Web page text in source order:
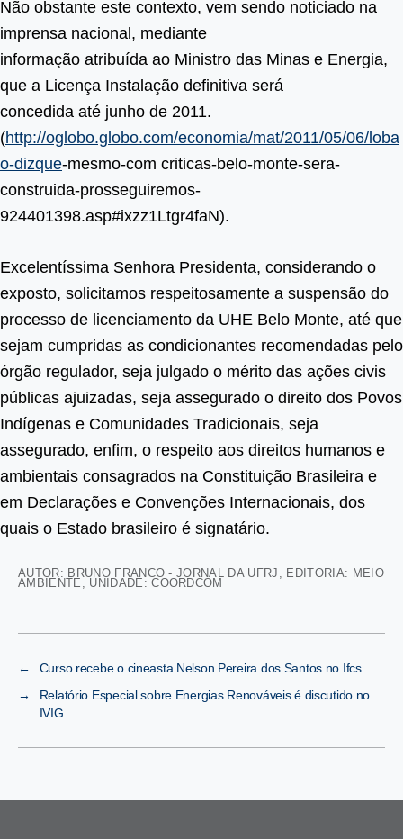
Não obstante este contexto, vem sendo noticiado na
imprensa nacional, mediante
informação atribuída ao Ministro das Minas e Energia,
que a Licença Instalação definitiva será
concedida até junho de 2011.
(http://oglobo.globo.com/economia/mat/2011/05/06/loba
o-dizque-mesmo-com criticas-belo-monte-sera-
construida-prosseguiremos-
924401398.asp#ixzz1Ltgr4faN).
Excelentíssima Senhora Presidenta, considerando o
exposto, solicitamos respeitosamente a suspensão do
processo de licenciamento da UHE Belo Monte, até que
sejam cumpridas as condicionantes recomendadas pelo
órgão regulador, seja julgado o mérito das ações civis
públicas ajuizadas, seja assegurado o direito dos Povos
Indígenas e Comunidades Tradicionais, seja
assegurado, enfim, o respeito aos direitos humanos e
ambientais consagrados na Constituição Brasileira e
em Declarações e Convenções Internacionais, dos
quais o Estado brasileiro é signatário.
AUTOR: BRUNO FRANCO - JORNAL DA UFRJ , EDITORIA: MEIO
AMBIENTE , UNIDADE: COORDCOM
←
Curso recebe o cineasta Nelson Pereira dos Santos no Ifcs
→
Relatório Especial sobre Energias Renováveis é discutido no
IVIG